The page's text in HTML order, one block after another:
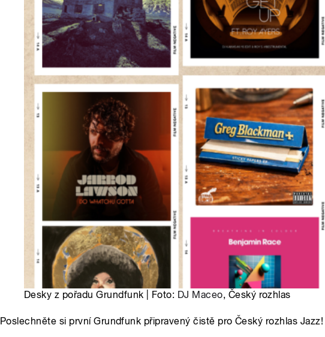
Desky z pořadu Grundfunk | Foto: DJ Maceo, Český rozhlas
Poslechněte si první Grundfunk připravený čistě pro Český rozhlas Jazz!